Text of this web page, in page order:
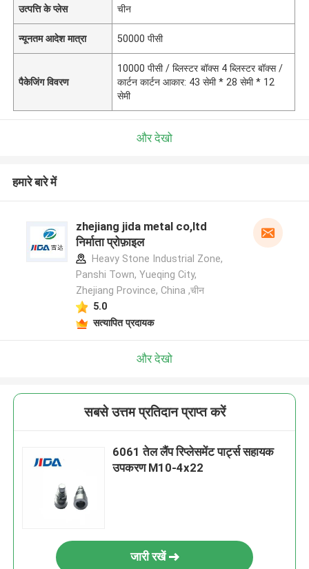
उत्पत्ति के प्लेस चीन
न्यूनतम आदेश मात्रा 50000 पीसी
पैकेजिंग विवरण
10000 पीसी / ब्लिस्टर बॉक्स 4 ब्लिस्टर बॉक्स /
कार्टन कार्टन आकार: 43 सेमी * 28 सेमी * 12
सेमी
और देखो
हमारे बारे में
zhejiang jida metal co,ltd
निर्माता प्रोफ़ाइल
Heavy Stone Industrial Zone,
Panshi Town, Yueqing City,
Zhejiang Province, China ,चीन
5.0
सत्यापित प्रदायक
और देखो
सबसे उत्तम प्रतिदान प्राप्त करें
6061 तेल लैंप रिप्लेसमेंट पार्ट्स सहायक
उपकरण M10-4x22
जारी रखें